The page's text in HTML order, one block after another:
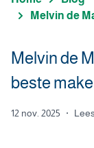
Melvin de
Melvin de
beste
12 nov. 2025 ·